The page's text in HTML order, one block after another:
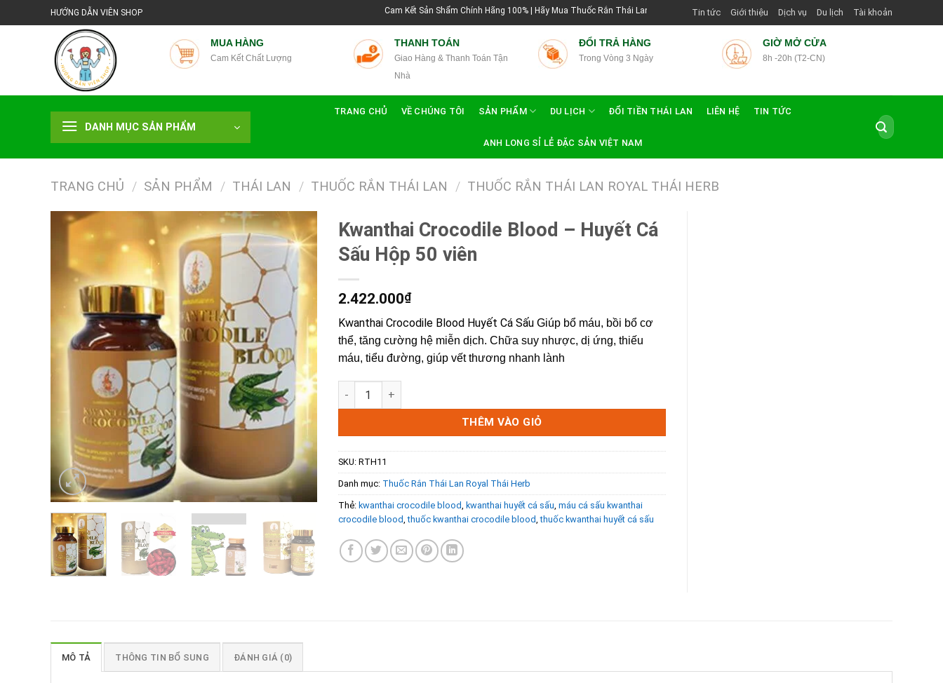
đến
HƯỚNG DẪN VIÊN SHOP Cam Kết Sản Shẩm Chính Hãng 100% | Hãy Mua Thuốc Rắn Thái Lan Tại Hướng Dẫn Viên Shop | Với Giá Tốt Nhất
Tin tức Giới thiệu Dịch vụ Du lịch Tài khoản
MUA HÀNG
Cam Kết Chất Lượng
THANH TOÁN
Giao Hàng & Thanh Toán Tận
Nhà
ĐỔI TRẢ HÀNG
Trong Vòng 3 Ngày
GIỜ MỞ CỬA
8h -20h (T2-CN)
DANH MỤC SẢN PHẨM
TRANG CHỦ VỀ CHÚNG TÔI SẢN PHẨM DU LỊCH ĐỔI TIỀN THÁI LAN LIÊN HỆ TIN TỨC
ANH LONG SỈ LẺ ĐẶC SẢN VIỆT NAM
Tìm
kiếm:
TRANG CHỦ / SẢN PHẨM / THÁI LAN / THUỐC RẮN THÁI LAN / THUỐC RẮN THÁI LAN ROYAL THÁI HERB
Kwanthai Crocodile Blood – Huyết Cá
Sấu Hộp 50 viên
2.422.000₫
Kwanthai Crocodile Blood Huyết Cá Sấu Giúp bổ máu, bồi bổ cơ
thể, tăng cường hệ miễn dịch. Chữa suy nhược, dị ứng, thiếu
máu, tiểu đường, giúp vết thương nhanh lành
Kwanthai Crocodile Blood - Huyết Cá Sấu Hộp 50 viên số lượng
THÊM VÀO GIỎ
SKU: RTH11
Danh mục: Thuốc Rắn Thái Lan Royal Thái Herb
Thẻ: kwanthai crocodile blood, kwanthai huyết cá sấu, máu cá sấu kwanthai
crocodile blood,thuốc kwanthai crocodile blood,thuốc kwanthai huyết cá sấu
MÔ TẢ THÔNG TIN BỔ SUNG ĐÁNH GIÁ (0)